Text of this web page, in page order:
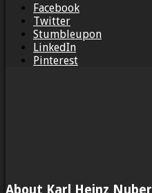
Facebook
Twitter
Stumbleupon
LinkedIn
Pinterest